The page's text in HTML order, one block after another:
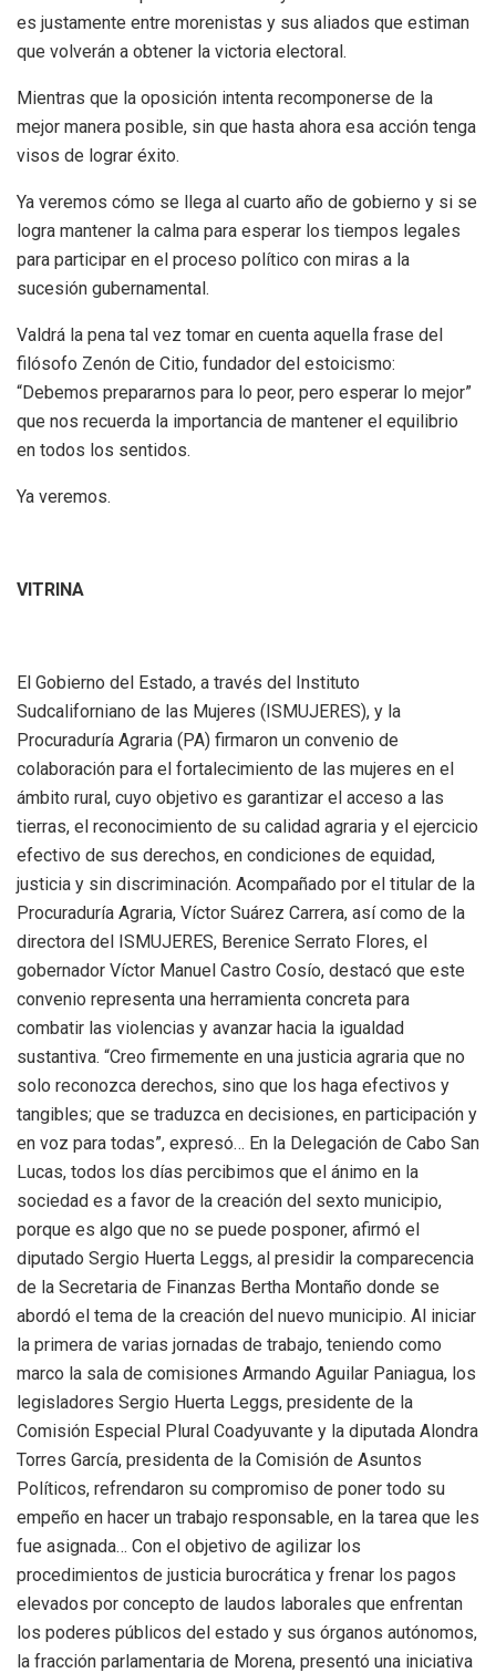
es justamente entre morenistas y sus aliados que estiman
que volverán a obtener la victoria electoral.
Mientras que la oposición intenta recomponerse de la
mejor manera posible, sin que hasta ahora esa acción tenga
visos de lograr éxito.
Ya veremos cómo se llega al cuarto año de gobierno y si se
logra mantener la calma para esperar los tiempos legales
para participar en el proceso político con miras a la
sucesión gubernamental.
Valdrá la pena tal vez tomar en cuenta aquella frase del
filósofo Zenón de Citio, fundador del estoicismo:
“Debemos prepararnos para lo peor, pero esperar lo mejor”
que nos recuerda la importancia de mantener el equilibrio
en todos los sentidos.
Ya veremos.
VITRINA
El Gobierno del Estado, a través del Instituto
Sudcaliforniano de las Mujeres (ISMUJERES), y la
Procuraduría Agraria (PA) firmaron un convenio de
colaboración para el fortalecimiento de las mujeres en el
ámbito rural, cuyo objetivo es garantizar el acceso a las
tierras, el reconocimiento de su calidad agraria y el ejercicio
efectivo de sus derechos, en condiciones de equidad,
justicia y sin discriminación. Acompañado por el titular de la
Procuraduría Agraria, Víctor Suárez Carrera, así como de la
directora del ISMUJERES, Berenice Serrato Flores, el
gobernador Víctor Manuel Castro Cosío, destacó que este
convenio representa una herramienta concreta para
combatir las violencias y avanzar hacia la igualdad
sustantiva. “Creo firmemente en una justicia agraria que no
solo reconozca derechos, sino que los haga efectivos y
tangibles; que se traduzca en decisiones, en participación y
en voz para todas”, expresó… En la Delegación de Cabo San
Lucas, todos los días percibimos que el ánimo en la
sociedad es a favor de la creación del sexto municipio,
porque es algo que no se puede posponer, afirmó el
diputado Sergio Huerta Leggs, al presidir la comparecencia
de la Secretaria de Finanzas Bertha Montaño donde se
abordó el tema de la creación del nuevo municipio. Al iniciar
la primera de varias jornadas de trabajo, teniendo como
marco la sala de comisiones Armando Aguilar Paniagua, los
legisladores Sergio Huerta Leggs, presidente de la
Comisión Especial Plural Coadyuvante y la diputada Alondra
Torres García, presidenta de la Comisión de Asuntos
Políticos, refrendaron su compromiso de poner todo su
empeño en hacer un trabajo responsable, en la tarea que les
fue asignada… Con el objetivo de agilizar los
procedimientos de justicia burocrática y frenar los pagos
elevados por concepto de laudos laborales que enfrentan
los poderes públicos del estado y sus órganos autónomos,
la fracción parlamentaria de Morena, presentó una iniciativa